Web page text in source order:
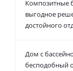
Композитные
выгодное
достойного
Дом с
бесподобный